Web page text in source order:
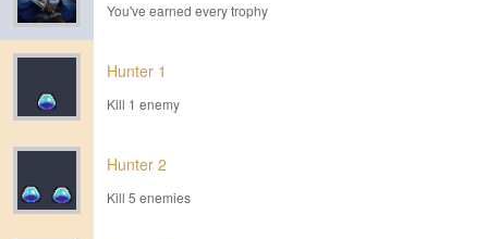
You've earned every trophy
Hunter 1
Kill 1 enemy
Hunter 2
Kill 5 enemies